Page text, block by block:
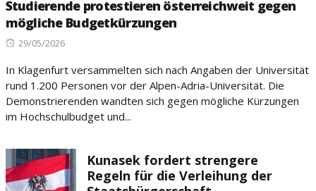
Studierende protestieren österreichweit gegen
mögliche Budgetkürzungen
Posted
29/05/2026
In Klagenfurt versammelten sich nach Angaben der Universität
rund 1.200 Personen vor der Alpen-Adria-Universität. Die
Demonstrierenden wandten sich gegen mögliche Kürzungen
im Hochschulbudget und...
Kunasek fordert strengere
Regeln für die Verleihung der